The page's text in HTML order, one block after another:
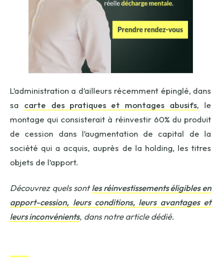
L’administration a d’ailleurs récemment épinglé, dans
sa carte des pratiques et montages abusifs, le
montage qui consisterait à réinvestir 60% du produit
de cession dans l’augmentation de capital de la
société qui a acquis, auprès de la holding, les titres
objets de l’apport.
Découvrez quels sontles réinvestissements éligibles en
apport-cession, leurs conditions, leurs avantages et
leurs inconvénients, dans notre article dédié.